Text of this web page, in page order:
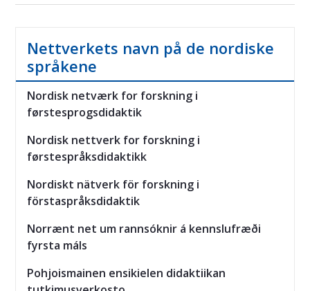
Nettverkets navn på de nordiske
språkene
Nordisk netværk for forskning i
førstesprogsdidaktik
Nordisk nettverk for forskning i
førstespråksdidaktikk
Nordiskt nätverk för forskning i
förstaspråksdidaktik
Norrænt net um rannsóknir á kennslufræði
fyrsta máls
Pohjoismainen ensikielen didaktiikan